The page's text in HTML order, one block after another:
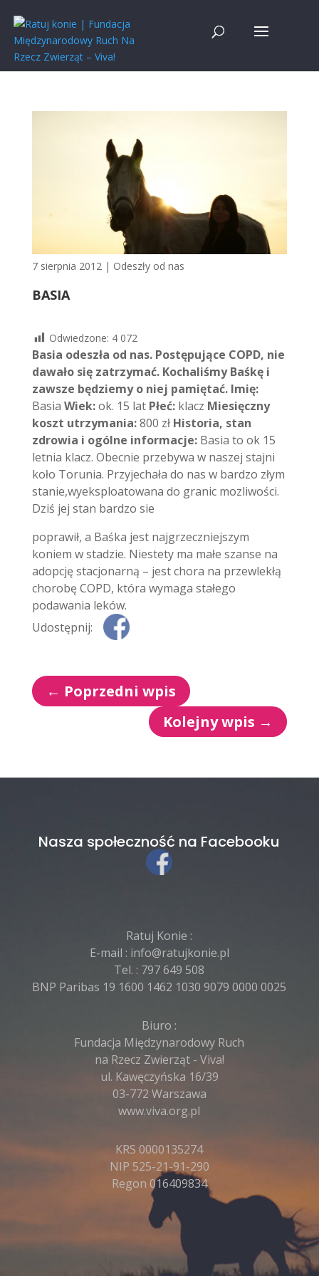
7 sierpnia 2012| Odeszły od nas
BASIA
Odwiedzone: 4 072
Basia odeszła od nas. Postępujące COPD, nie
dawało się zatrzymać. Kochaliśmy Baśkę i
zawsze będziemy o niej pamiętać. Imię:
Basia Wiek:ok. 15 lat Płeć:klacz Miesięczny
koszt utrzymania:800 zł Historia, stan
zdrowia i ogólne informacje: Basia to ok 15
letnia klacz. Obecnie przebywa w naszej stajni
koło Torunia. Przyjechała do nas w bardzo złym
stanie,wyeksploatowana do granic mozliwości.
Dziś jej stan bardzo sie
poprawił, a Baśka jest najgrzeczniejszym
koniem w stadzie. Niestety ma małe szanse na
adopcję stacjonarną – jest chora na przewlekłą
chorobę COPD, która wymaga stałego
podawania leków.
Udostępnij:
← Poprzedni wpis
Kolejny wpis →
Nasza społeczność na Facebooku
Ratuj Konie :
E-mail : info@ratujkonie.pl
Tel. : 797 649 508
BNP Paribas 19 1600 1462 1030 9079 0000 0025
Biuro :
Fundacja Międzynarodowy Ruch
na Rzecz Zwierząt - Viva!
ul. Kawęczyńska 16/39
03-772 Warszawa
www.viva.org.pl
KRS 0000135274
NIP 525-21-91-290
Regon 016409834